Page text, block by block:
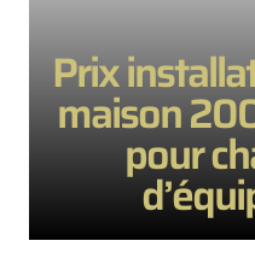
Prix
maison
pour